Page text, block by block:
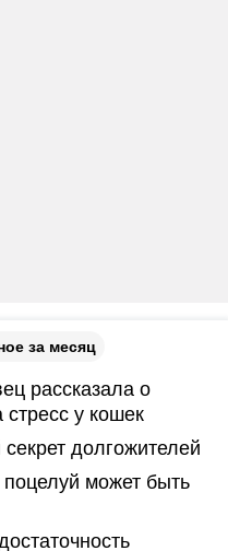
за месяц
рассказала о
у кошек
долгожителей
может быть